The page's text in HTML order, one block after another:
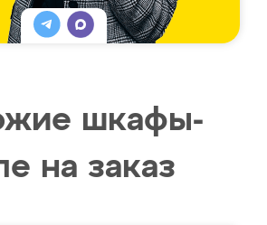
шкафы-
на заказ